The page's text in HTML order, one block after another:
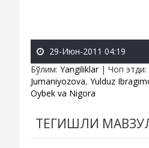
29-Июн-2011 04:19
Бўлим: Yangiliklar| Чоп этди:
Jumaniyozova, Yulduz
Oybek va Nigora
ТЕГИШЛИ